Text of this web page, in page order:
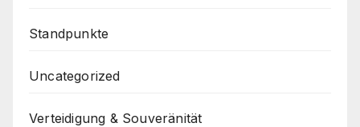
Standpunkte
Uncategorized
Verteidigung & Souveränität